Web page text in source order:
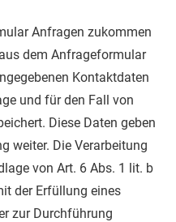
Anfragen zukommen
dem Anfrageformular
Kontaktdaten
und für den Fall von
Diese Daten geben
weiter. Die Verarbeitung
von Art. 6 Abs. 1 lit. b
der Erfüllung eines
zur Durchführung